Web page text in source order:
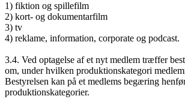
1) fiktion og spillefilm
2) kort- og dokumentarfilm
3) tv
4) reklame, information, corporate og podcast.
3.4. Ved optagelse af et nyt medlem træffer
om, under hvilken produktionskategori
Bestyrelsen kan på et medlems begæring
produktionskategorier.